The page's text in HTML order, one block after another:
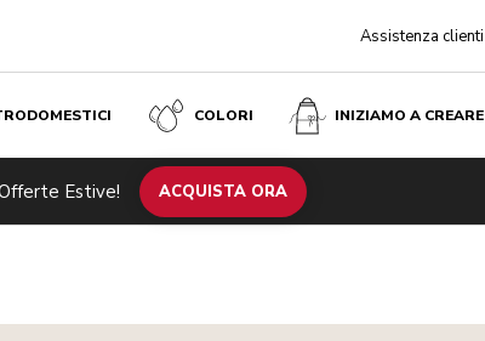
Assistenza clienti
COLORI INIZIAMO A CREARE
Estive! ACQUISTA ORA